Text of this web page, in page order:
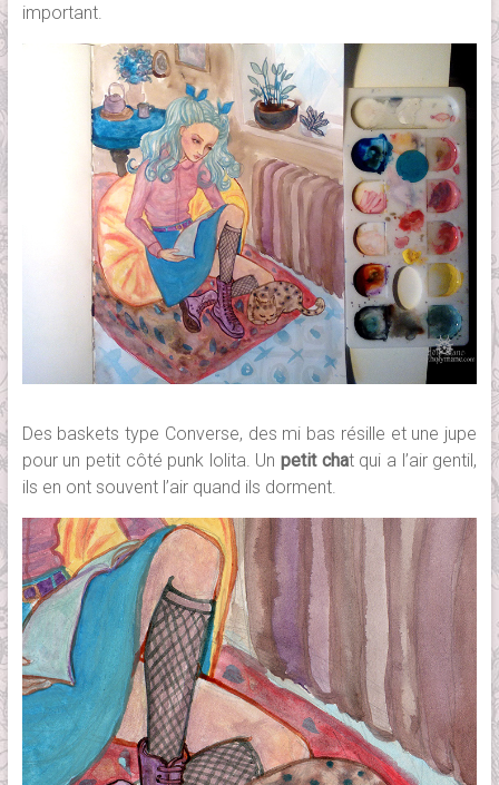
important.
Des baskets type Converse, des mi bas résille et une jupe
pour un petit côté punk lolita. Unpetit chat qui a l’air gentil,
ils en ont souvent l’air quand ils dorment.